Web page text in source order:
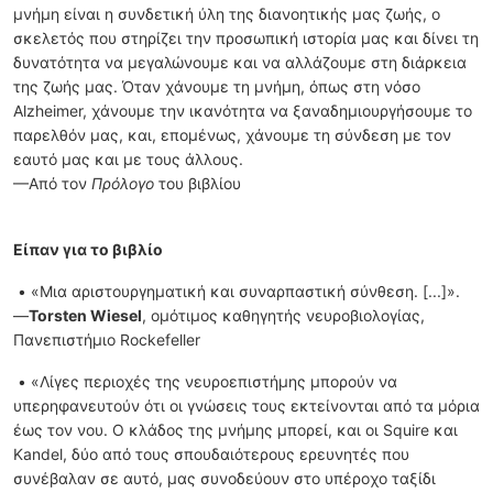
μνήμη είναι η συνδετική ύλη της διανοητικής μας ζωής, ο
σκελετός που στηρίζει την προσωπική ιστορία μας και δίνει τη
δυνατότητα να μεγαλώνουμε και να αλλάζουμε στη διάρκεια
της ζωής μας. Όταν χάνουμε τη μνήμη, όπως στη νόσο
Alzheimer, χάνουμε την ικανότητα να ξαναδημιουργήσουμε το
παρελθόν μας, και, επομένως, χάνουμε τη σύνδεση με τον
εαυτό μας και με τους άλλους.
—Από τον Πρόλογο του βιβλίου
Είπαν για το βιβλίο
• «Μια αριστουργηματική και συναρπαστική σύνθεση. [...]».
—Torsten Wiesel, ομότιμος καθηγητής νευροβιολογίας,
Πανεπιστήμιο Rockefeller
• «Λίγες περιοχές της νευροεπιστήμης μπορούν να
υπερηφανευτούν ότι οι γνώσεις τους εκτείνονται από τα μόρια
έως τον νου. Ο κλάδος της μνήμης μπορεί, και οι Squire και
Kandel, δύο από τους σπουδαιότερους ερευνητές που
συνέβαλαν σε αυτό, μας συνοδεύουν στο υπέροχο ταξίδι